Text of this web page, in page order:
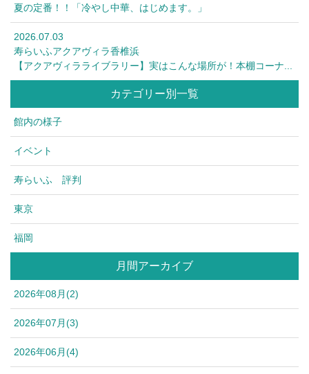
夏の定番！！「冷やし中華、はじめます。」
2026.07.03
寿らいふアクアヴィラ香椎浜
【アクアヴィラライブラリー】実はこんな場所が！本棚コーナ...
カテゴリー別一覧
館内の様子
イベント
寿らいふ 評判
東京
福岡
月間アーカイブ
2026年08月(2)
2026年07月(3)
2026年06月(4)